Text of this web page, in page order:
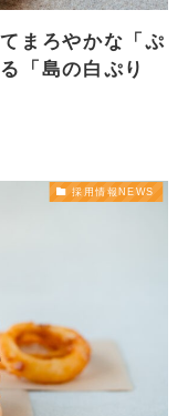
まろやかな「ぷ
「島の白ぷり
採用情報NEWS